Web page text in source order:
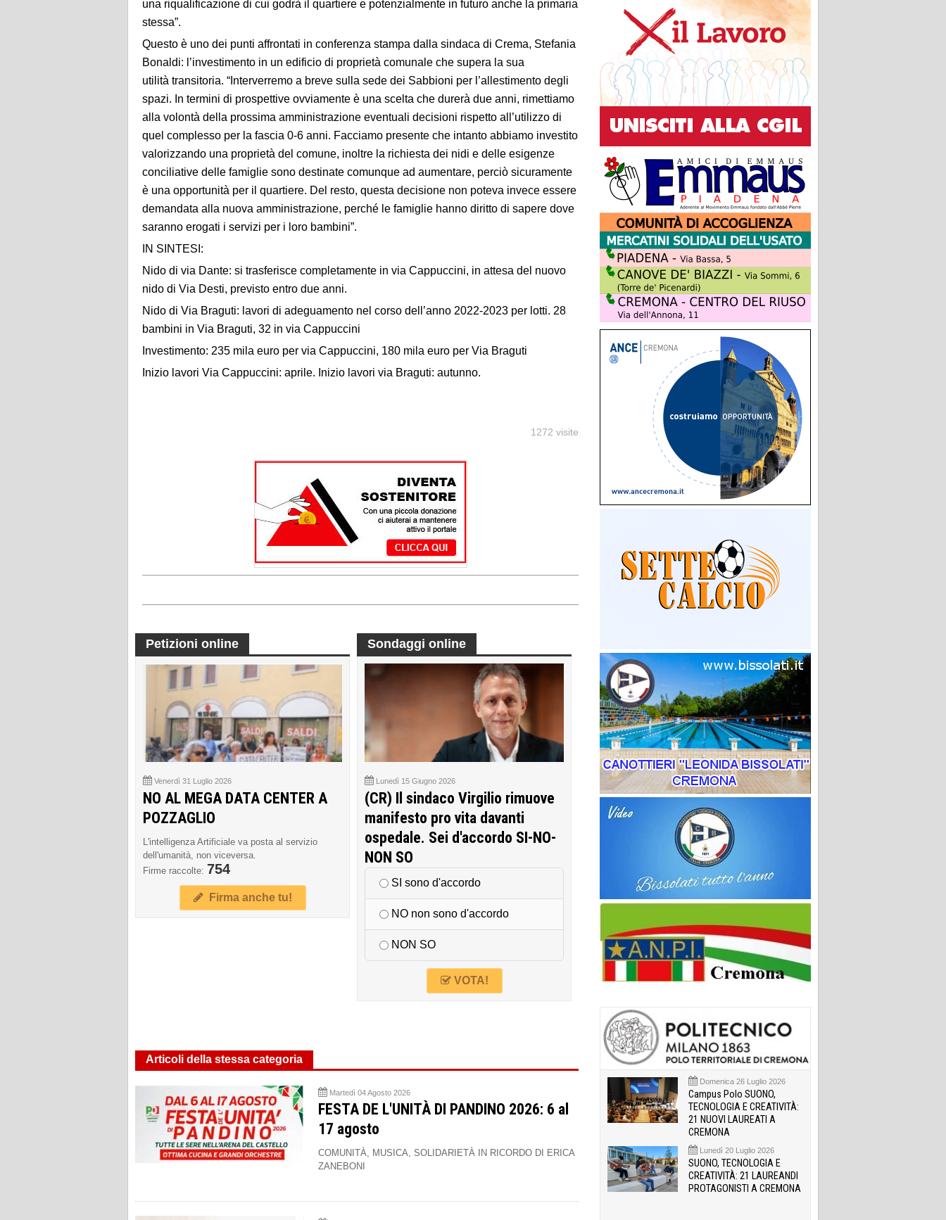
una riqualificazione di cui godrà il quartiere e potenzialmente in futuro anche la primaria
stessa”.
Questo è uno dei punti affrontati in conferenza stampa dalla sindaca di Crema, Stefania
Bonaldi: l’investimento in un edificio di proprietà comunale che supera la sua
utilità transitoria. “ Interverremo a breve sulla sede dei Sabbioni per l’allestimento degli
spazi. In termini di prospettive ovviamente è una scelta che durerà due anni, rimettiamo
alla volontà della prossima amministrazione eventuali decisioni rispetto all’utilizzo di
quel complesso per la fascia 0-6 anni. Facciamo presente che intanto abbiamo investito
valorizzando una proprietà del comune, inoltre la richiesta dei nidi e delle esigenze
conciliative delle famiglie sono destinate comunque ad aumentare, perciò sicuramente
è una opportunità per il quartiere. Del resto, questa decisione non poteva invece essere
demandata alla nuova amministrazione, perché le famiglie hanno diritto di sapere dove
saranno erogati i servizi per i loro bambini”.
IN SINTESI:
Nido di via Dante: si trasferisce completamente in via Cappuccini, in attesa del nuovo
nido di Via Desti, previsto entro due anni.
Nido di Via Braguti: lavori di adeguamento nel corso dell’anno 2022-2023 per lotti. 28
bambini in Via Braguti, 32 in via Cappuccini
Investimento: 235 mila euro per via Cappuccini, 180 mila euro per Via Braguti
Inizio lavori Via Cappuccini: aprile. Inizio lavori via Braguti: autunno.
1272 visite
Petizioni online
Venerdì 31 Luglio 2026
NO AL MEGA DATA CENTER A
POZZAGLIO
L'intelligenza Artificiale va posta al servizio
dell'umanità, non viceversa.
Firme raccolte: 754
Firma anche tu!
Sondaggi online
Lunedì 15 Giugno 2026
(CR) Il sindaco Virgilio rimuove
manifesto pro vita davanti
ospedale. Sei d'accordo SI-NO-
NON SO
SI sono d'accordo
NO non sono d'accordo
NON SO
VOTA!
Articoli della stessa categoria
Martedì 04 Agosto 2026
FESTA DE L'UNITÀ DI PANDINO 2026: 6 al
17 agosto
COMUNITÀ, MUSICA, SOLIDARIETÀ IN RICORDO DI ERICA
ZANEBONI
Domenica 26 Luglio 2026
Campus Polo SUONO,
TECNOLOGIA E CREATIVITÀ:
21 NUOVI LAUREATI A
CREMONA
Lunedì 20 Luglio 2026
SUONO, TECNOLOGIA E
CREATIVITÀ: 21 LAUREANDI
PROTAGONISTI A CREMONA